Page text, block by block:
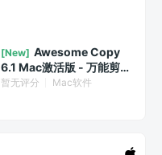
[New] Awesome Copy
6.1 Mac激活版 - 万能剪贴
板历史管理器
暂无评分 Mac软件